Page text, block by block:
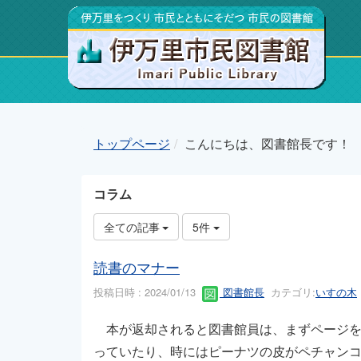
トップページ こんにちは、図書館長です！
コラム
全ての記事 5件
読書のマナー
投稿日時 : 2024/01/13 図書館長 カテゴリ:いすの木
本が返却されると図書館員は、まずページ
っていたり、時にはピーナツの皮がペチャン